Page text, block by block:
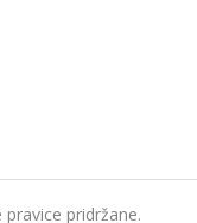
pridržane.